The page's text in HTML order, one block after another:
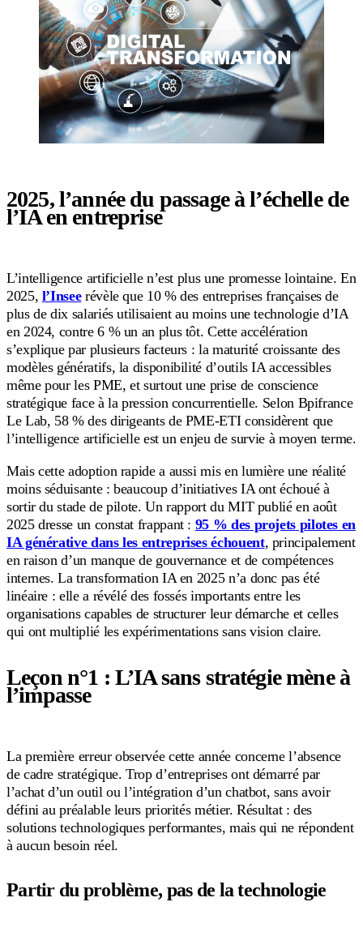
2025, l’année du passage à l’échelle de
l’IA en entreprise
L’intelligence artificielle n’est plus une promesse lointaine. En
2025, l’Inseerévèle que 10 % des entreprises françaises de
plus de dix salariés utilisaient au moins une technologie d’IA
en 2024, contre 6 % un an plus tôt. Cette accélération
s’explique par plusieurs facteurs : la maturité croissante des
modèles génératifs, la disponibilité d’outils IA accessibles
même pour les PME, et surtout une prise de conscience
stratégique face à la pression concurrentielle. Selon Bpifrance
Le Lab, 58 % des dirigeants de PME-ETI considèrent que
l’intelligence artificielle est un enjeu de survie à moyen terme.
Mais cette adoption rapide a aussi mis en lumière une réalité
moins séduisante : beaucoup d’initiatives IA ont échoué à
sortir du stade de pilote. Un rapport du MIT publié en août
2025 dresse un constat frappant : 95 % des projets pilotes en
IA générative dans les entreprises échouent, principalement
en raison d’un manque de gouvernance et de compétences
internes. La transformation IA en 2025 n’a donc pas été
linéaire : elle a révélé des fossés importants entre les
organisations capables de structurer leur démarche et celles
qui ont multiplié les expérimentations sans vision claire.
Leçon n°1 : L’IA sans stratégie mène à
l’impasse
La première erreur observée cette année concerne l’absence
de cadre stratégique. Trop d’entreprises ont démarré par
l’achat d’un outil ou l’intégration d’un chatbot, sans avoir
défini au préalable leurs priorités métier. Résultat : des
solutions technologiques performantes, mais qui ne répondent
à aucun besoin réel.
Partir du problème, pas de la technologie